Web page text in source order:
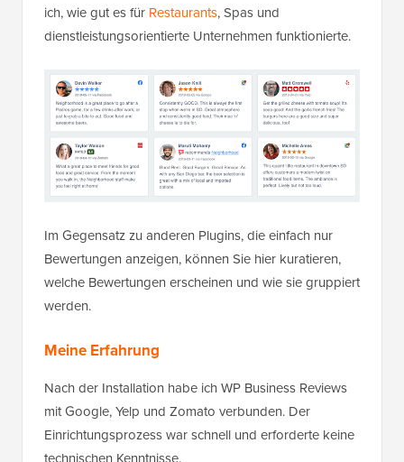
ich, wie gut es für Restaurants, Spas und
dienstleistungsorientierte Unternehmen funktionierte.
Im Gegensatz zu anderen Plugins, die einfach nur
Bewertungen anzeigen, können Sie hier kuratieren,
welche Bewertungen erscheinen und wie sie gruppiert
werden.
Meine Erfahrung
Nach der Installation habe ich WP Business Reviews
mit Google, Yelp und Zomato verbunden. Der
Einrichtungsprozess war schnell und erforderte keine
technischen Kenntnisse.